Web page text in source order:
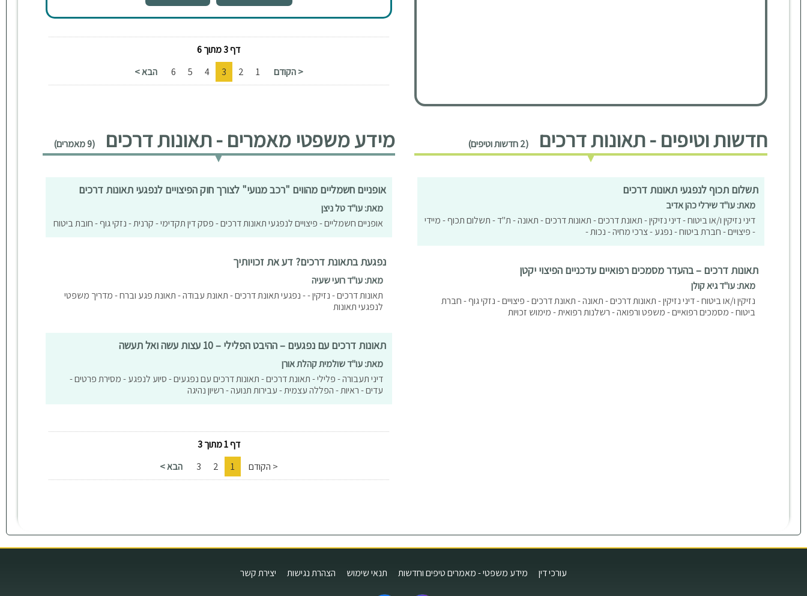
דף 3 מתוך 6
< הקודם
1
2
3
4
5
6 הבא >
חדשות וטיפים - תאונות דרכים (2 חדשות וטיפים)
תשלום תכוף לנפגעי תאונות דרכים
מאת: עו"ד שירלי כהן אדיב
דיני נזיקין ו/או ביטוח - דיני נזיקין - תאונת דרכים - תאונות דרכים - תאונה - ת"ד - תשלום תכוף - מיידי
- פיצויים - חברת ביטוח - נפגע - צרכי מחיה - נכות -
תאונות דרכים – בהעדר מסמכים רפואיים עדכניים הפיצוי יקטן
מאת: עו"ד גיא קולן
נזיקין ו/או ביטוח - דיני נזיקין - תאונות דרכים - תאונה - תאונת דרכים - פיצויים - נזקי גוף - חברת
ביטוח - מסמכים רפואיים - משפט ורפואה - רשלנות רפואית - מימוש זכויות
מידע משפטי מאמרים - תאונות דרכים (9 מאמרים)
אופניים חשמליים מהווים "רכב מנועי" לצורך חוק הפיצויים לנפגעי תאונות דרכים
מאת: עו"ד טל ניצן
אופניים חשמליים - פיצויים לנפגעי תאונות דרכים - פסק דין תקדימי - קרנית - נזקי גוף - חובת ביטוח
נפגעת בתאונת דרכים? דע את זכויותיך
מאת: עו"ד רועי שעיה
תאונות דרכים - נזיקין - - נפגעי תאונת דרכים - תאונת עבודה - תאונת פגע וברח - מדריך משפטי
לנפגעי תאונות
תאונות דרכים עם נפגעים – ההיבט הפלילי – 10 עצות עשה ואל תעשה
מאת: עו"ד שולמית קהלת אורן
דיני תעבורה - פלילי - תאונת דרכים - תאונות דרכים עם נפגעים - סיוע לנפגע - מסירת פרטים -
עדים - ראיות - הפללה עצמית - עבירות תנועה - רשיון נהיגה
דף 1 מתוך 3
< הקודם
1
2
3 הבא >
עורכי דין מידע משפטי - מאמרים טיפים וחדשות תנאי שימוש הצהרת נגישות יצירת קשר